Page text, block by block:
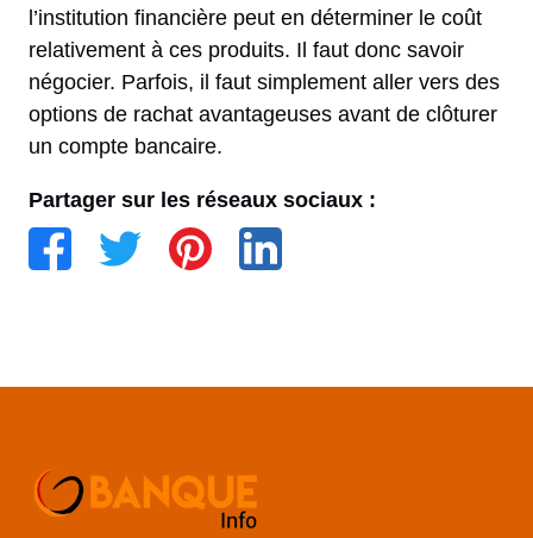
l’institution financière peut en déterminer le coût
relativement à ces produits. Il faut donc savoir
négocier. Parfois, il faut simplement aller vers des
options de rachat avantageuses avant de clôturer
un compte bancaire.
Partager sur les réseaux sociaux :